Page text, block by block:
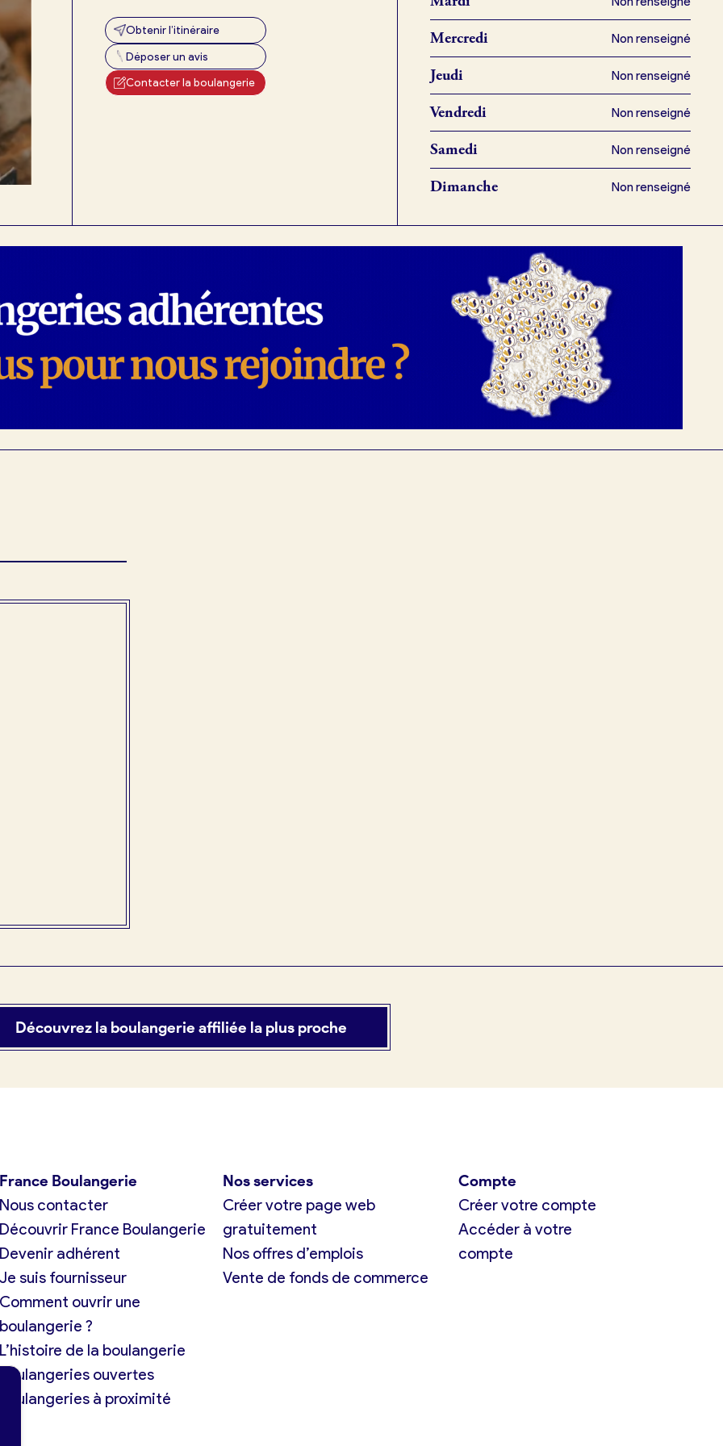
Obtenir l’itinéraire
Déposer un avis
Contacter la boulangerie
Mercredi Non renseigné
Jeudi Non renseigné
Vendredi Non renseigné
Samedi Non renseigné
Dimanche Non renseigné
Découvrez la boulangerie affiliée la plus proche
France Boulangerie
contacter
Découvrir France Boulangerie
Devenir adhérent
Je suis fournisseur
Comment ouvrir une
boulangerie ?
L’histoire de la boulangerie
Boulangeries ouvertes
Boulangeries à proximité
Nos services
Créer votre page web
gratuitement
Nos offres d’emplois
Vente de fonds de commerce
Compte
Créer votre compte
Accéder à votre
compte